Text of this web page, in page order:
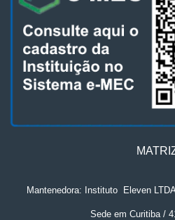
Mantenedora: Instituto. Eleven
Sede em Curitiba /